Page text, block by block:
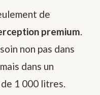
de
premium.
non pas dans
dans un
1 000 litres.